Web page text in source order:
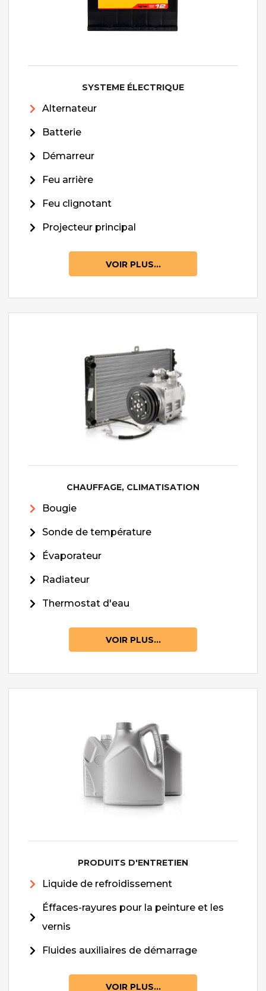
SYSTEME ÉLECTRIQUE
Alternateur
Batterie
Démarreur
Feu arrière
Feu clignotant
Projecteur principal
VOIR PLUS...
CHAUFFAGE, CLIMATISATION
Bougie
Sonde de température
Évaporateur
Radiateur
Thermostat d'eau
VOIR PLUS...
PRODUITS D'ENTRETIEN
Liquide de refroidissement
Éffaces-rayures pour la peinture et les
vernis
Fluides auxiliaires de démarrage
VOIR PLUS...